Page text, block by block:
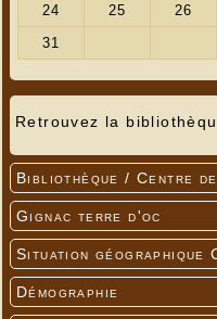
Retrouvez la
Bibliothèque / Centre
Gignac terre d'oc
Situation géographique
Démographie